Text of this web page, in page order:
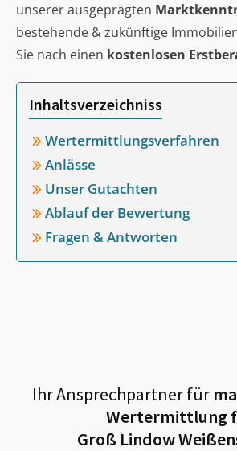
unserer ausgeprägten
bestehende & zukünftige
Sie nach einen kostenlosen
Inhaltsverzeichniss
Wertermittlungsverfahren
Anlässe
Unser Gutachten
Ablauf der Bewertung
Fragen & Antworten
Ihr Ansprechpartner für
Wertermittlung
Groß Lindow